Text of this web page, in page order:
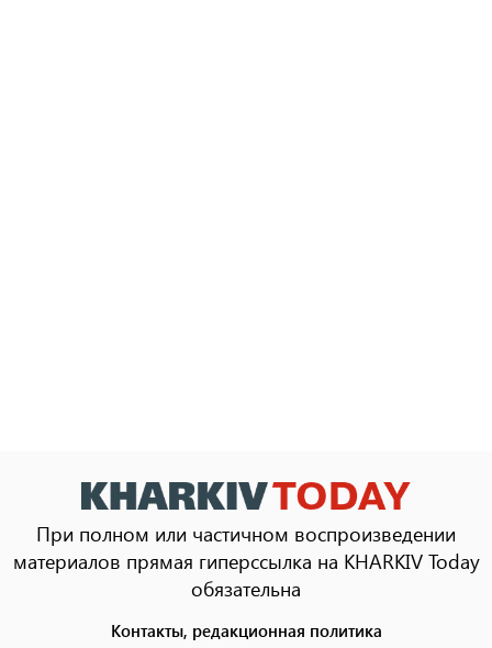
При полном или частичном воспроизведении
материалов прямая гиперссылка на KHARKIV Today
обязательна
Контакты, редакционная политика